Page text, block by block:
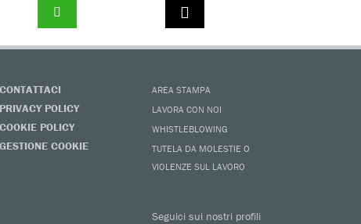
CONTATTACI
PRIVACY POLICY
COOKIE POLICY
GESTIONE COOKIE
AREA STAMPA
LAVORA CON NOI
WHISTLEBLOWING
TUTELA DA MOLESTIE O
VIOLENZE SUL LAVORO
Seguici sui nostri profili